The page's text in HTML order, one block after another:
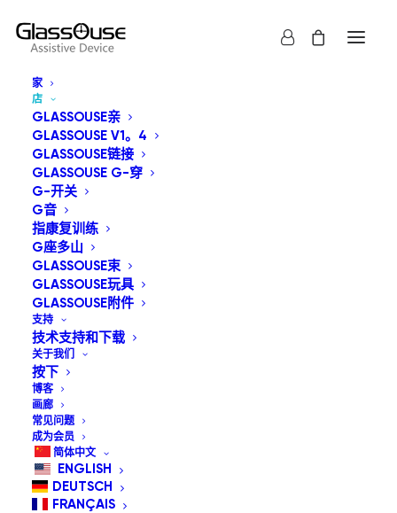
家
店
GLASSOUSE亲
GLASSOUSE V1。4
GLASSOUSE链接
GLASSOUSE G-穿
G-开关
G音
指康复训练
G座多山
GLASSOUSE束
GLASSOUSE玩具
GLASSOUSE附件
支持
技术支持和下载
关于我们
按下
博客
画廊
常见问题
成为会员
简体中文
ENGLISH
DEUTSCH
FRANÇAIS
显示全部
GlassOuse G-穿
GlassOuse玩具
促销中
套餐特惠